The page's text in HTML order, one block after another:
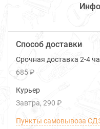
Способ доставки
Срочная доставка 2-4
685 ₽
Курьер
Завтра 290 ₽
Пункты самовывоза